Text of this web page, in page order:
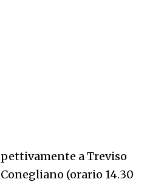
a Treviso
(orario 14.30